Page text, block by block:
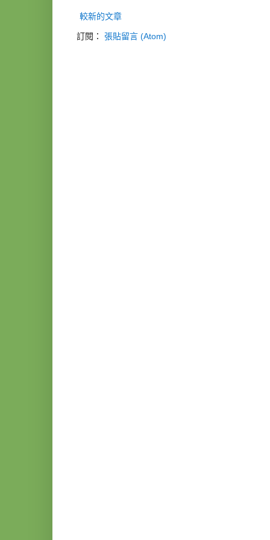
較新的文章
訂閱： 張貼留言 (Atom)